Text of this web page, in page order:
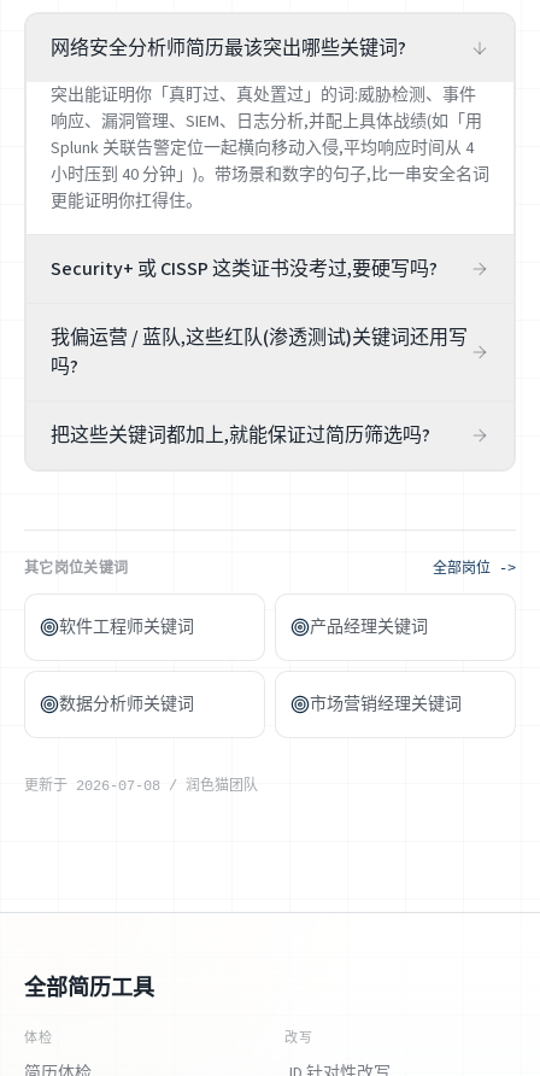
网络安全分析师简历最该突出哪些关键词?
突出能证明你「真盯过、真处置过」的词:威胁检测、事件
响应、漏洞管理、SIEM、日志分析,并配上具体战绩(如「用
Splunk 关联告警定位一起横向移动入侵,平均响应时间从 4
小时压到 40 分钟」)。带场景和数字的句子,比一串安全名词
更能证明你扛得住。
Security+ 或 CISSP 这类证书没考过,要硬写吗?
到,写一个你没有的等于直接出局。可行做法是把「备考
中」如实标注,或先去考下 Security+ 这类入门证再写——它
我偏运营 / 蓝队,这些红队(渗透测试)关键词还用写
吗?
事件响应、威胁狩猎;渗透 / 红队岗才重 Burp Suite、漏洞利
用、攻击面评估。诚实对准你做的那一类,别为凑数硬塞你
把这些关键词都加上,就能保证过简历筛选吗?
清楚的能力。润色猫帮你看清差距、对齐措辞,但绝不卖
「保证过筛」的焦虑——在安全这行,诚信本身就是你的资
质。
其它岗位关键词 全部岗位 ->
软件工程师关键词 产品经理关键词
数据分析师关键词 市场营销经理关键词
更新于 2026-07-08 / 润色猫团队
全部简历工具
体检 改写